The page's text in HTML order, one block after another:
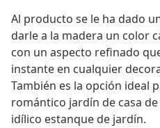
Al producto se le ha dado
darle a la madera un color
con un aspecto refinado
instante en cualquier
También es la opción ideal
romántico jardín de casa
idílico estanque de jardín.